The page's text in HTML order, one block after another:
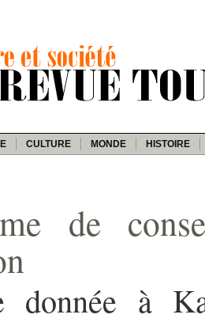
CULTURE MONDE HISTOIRE
de
donnée à